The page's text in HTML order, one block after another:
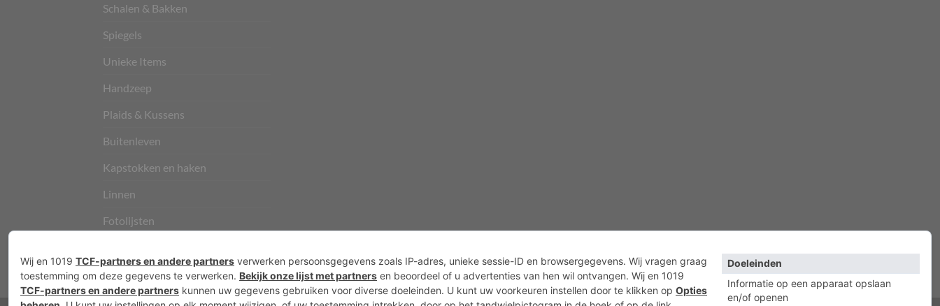
Schalen & Bakken
Spiegels
Unieke Items
Handzeep
Plaids & Kussens
Buitenleven
Kapstokken en haken
Linnen
Fotolijsten